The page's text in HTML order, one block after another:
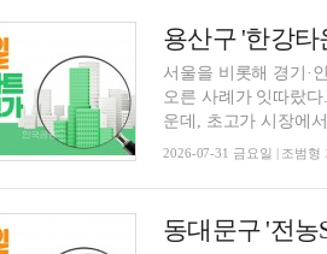
용산구 '한강타
서울을 비롯해 경기·
오른 사례가 잇따랐
운데, 초고가 시장에
2026-07-31 금요일 | 조범형
동대문구 '전농